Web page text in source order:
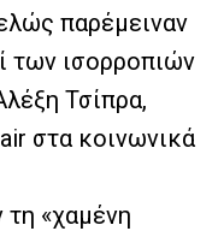
παρέμειναν
των ισορροπιών
Τσίπρα,
στα κοινωνικά
«χαμένη